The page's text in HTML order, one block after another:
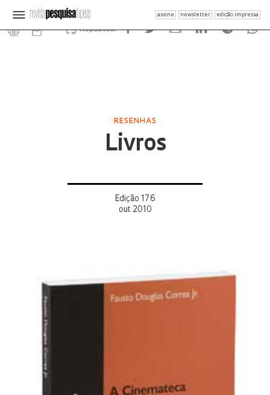
assine newsletter edição impressa
Republicar
RESENHAS
Livros
Edição 176
out 2010